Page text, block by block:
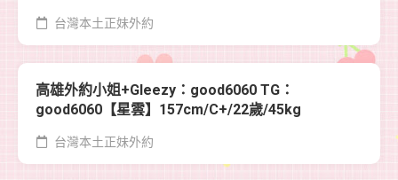
台灣本土正妹外約
高雄外約小姐+Gleezy：good6060 TG：
good6060【星雲】157cm/C+/22歲/45kg
台灣本土正妹外約